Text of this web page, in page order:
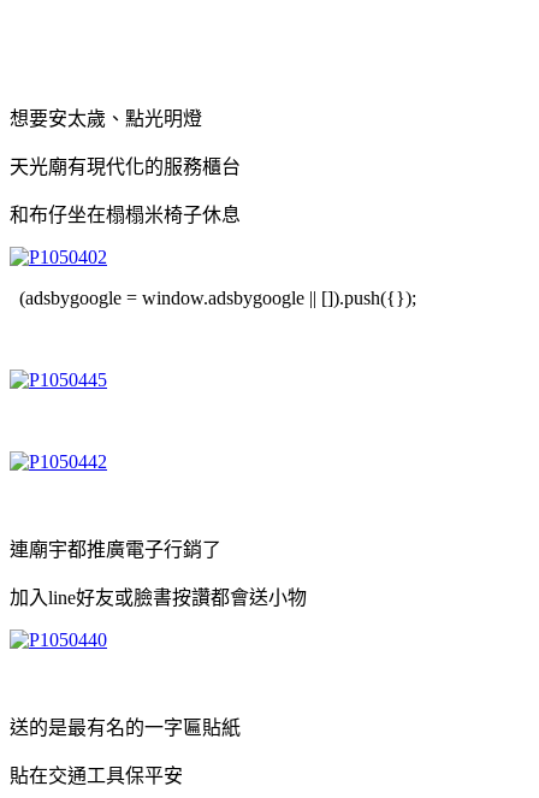
想要安太歲、點光明燈
天光廟有現代化的服務櫃台
和布仔坐在榻榻米椅子休息
(adsbygoogle = window.adsbygoogle || []).push({});
連廟宇都推廣電子行銷了
加入line好友或臉書按讚都會送小物
送的是最有名的一字匾貼紙
貼在交通工具保平安